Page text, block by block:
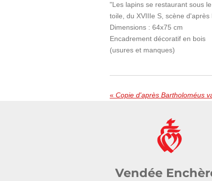
"Les lapins se restaurant sous
toile, du XVIIIe S, scène d'après
Dimensions : 64x75 cm
Encadrement décoratif en bois
(usures et manques)
«
Vendée